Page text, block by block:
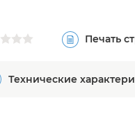
Печать
Технические